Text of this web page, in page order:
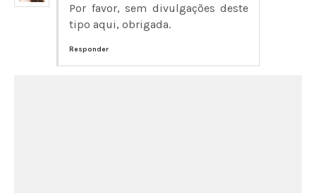
Por favor, sem divulgações deste
tipo aqui, obrigada.
Responder